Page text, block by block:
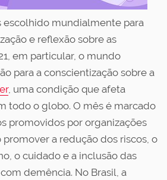
escolhido mundialmente para
e reflexão sobre as
em particular, o mundo
para a conscientização sobre a
, uma condição que afeta
todo o globo. O mês é marcado
promovidos por organizações
a redução dos riscos, o
o cuidado e a inclusão das
demência. No Brasil, a